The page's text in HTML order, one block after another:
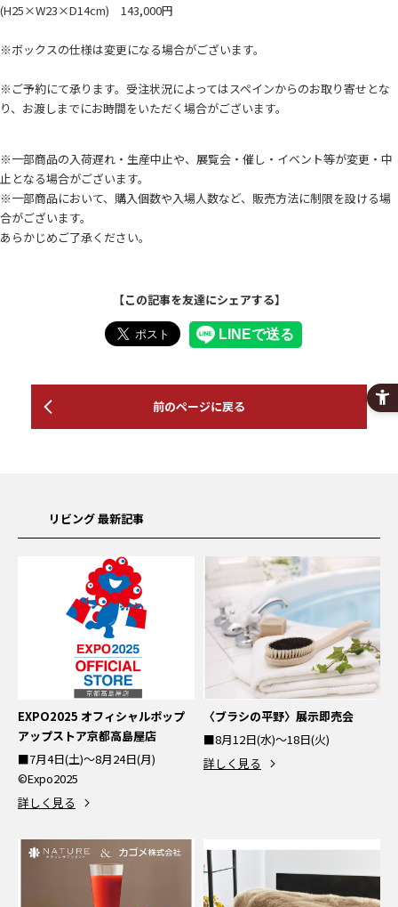
(H25×W23×D14cm) 143,000円
※ボックスの仕様は変更になる場合がございます。
※ご予約にて承ります。受注状況によってはスペインからのお取り寄せとな
り、お渡しまでにお時間をいただく場合がございます。
※一部商品の入荷遅れ・生産中止や、展覧会・催し・イベント等が変更・中
止となる場合がございます。
※一部商品において、購入個数や入場人数など、販売方法に制限を設ける場
合がございます。
あらかじめご了承ください。
【この記事を友達にシェアする】
前のページに戻る
リビング 最新記事
EXPO2025 オフィシャルポップ
アップストア京都高島屋店
■7月4日(土)～8月24日(月)
©Expo2025
詳しく見る
〈ブラシの平野〉展示即売会
■8月12日(水)～18日(火)
詳しく見る